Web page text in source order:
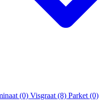
(0) Visgraat (8) Parket (0)